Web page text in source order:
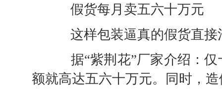
假货每月卖五六十万元
这样包装逼真的假货直接
据“紫荆花”厂家介绍：仅
额就高达五六十万元。同时，